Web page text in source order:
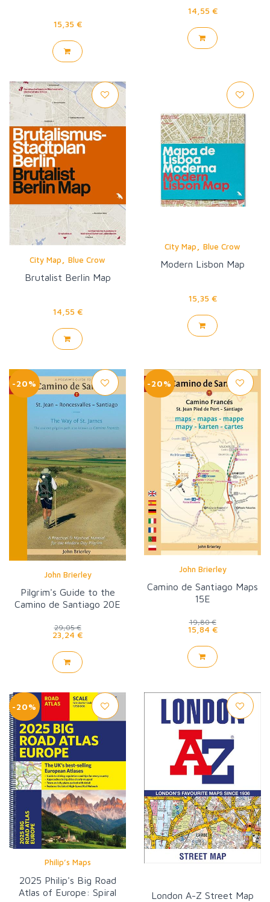
15,35 €
14,55 €
City Map Blue Crow
Brutalist Berlin Map
14,55 €
City Map Blue Crow
Modern Lisbon Map
15,35 €
-20%
John Brierley
Pilgrim's Guide to the
Camino de Santiago 20E
29,05 €
23,24 €
-20%
John Brierley
Camino de Santiago Maps
15E
19,80 €
15,84 €
-20%
Philip’s Maps
2025 Philip's Big Road
Atlas of Europe: Spiral
London A-Z Street Map